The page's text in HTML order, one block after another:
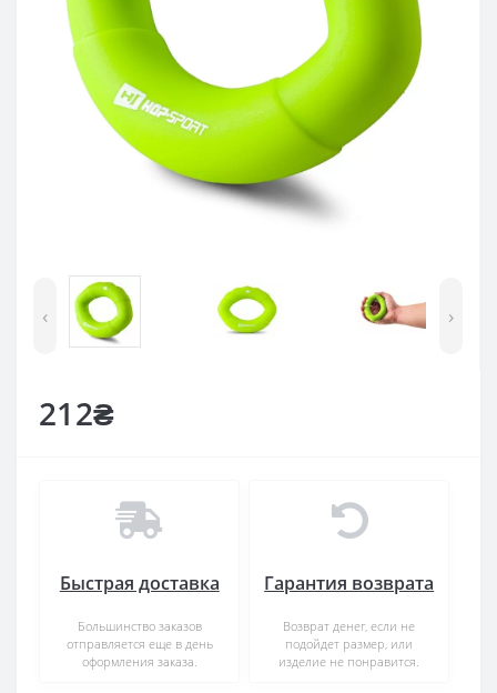
‹ ›
212₴
Быстрая доставка
Большинство заказов
отправляется еще в день
оформления заказа.
Гарантия возврата
Возврат денег, если не
подойдет размер, или
изделие не понравится.